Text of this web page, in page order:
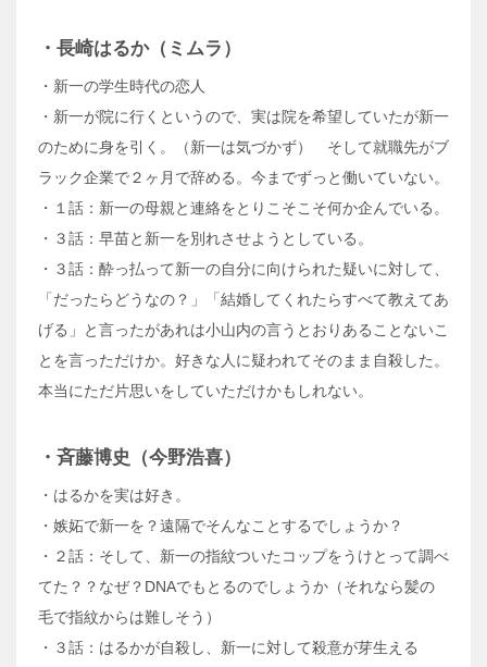
・長崎はるか（ミムラ）
・新一の学生時代の恋人
・新一が院に行くというので、実は院を希望していたが新一
のために身を引く。（新一は気づかず） そして就職先がブ
ラック企業で２ヶ月で辞める。今までずっと働いていない。
・１話：新一の母親と連絡をとりこそこそ何か企んでいる。
・３話：早苗と新一を別れさせようとしている。
・３話：酔っ払って新一の自分に向けられた疑いに対して、
「だったらどうなの？」「結婚してくれたらすべて教えてあ
げる」と言ったがあれは小山内の言うとおりあることないこ
とを言っただけか。好きな人に疑われてそのまま自殺した。
本当にただ片思いをしていただけかもしれない。
・斉藤博史（今野浩喜）
・はるかを実は好き。
・嫉妬で新一を？遠隔でそんなことするでしょうか？
・２話：そして、新一の指紋ついたコップをうけとって調べ
てた？？なぜ？DNAでもとるのでしょうか（それなら髪の
毛で指紋からは難しそう）
・３話：はるかが自殺し、新一に対して殺意が芽生える